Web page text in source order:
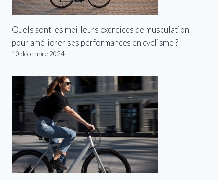
Quels sont les meilleurs exercices de musculation
pour améliorer ses performances en cyclisme ?
10 décembre 2024